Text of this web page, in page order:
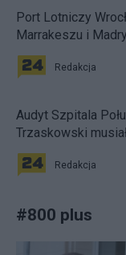
Port Lotniczy
Marrakeszu i
Redakcja
Audyt Szpitala
Trzaskowski
Redakcja
#800 plus